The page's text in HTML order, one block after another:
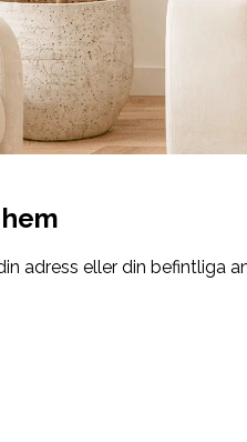
adress eller din befintliga